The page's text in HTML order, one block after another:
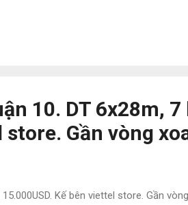
10. DT 6x28m, 7
Gần vòng
Kế bên viettel store. Gần